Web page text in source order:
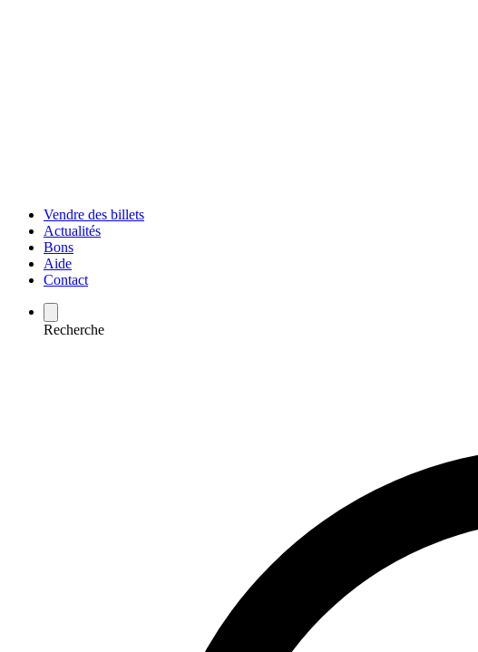
Vendre des billets
Actualités
Bons
Aide
Contact
Recherche